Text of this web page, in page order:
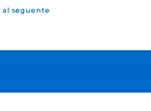
seguente